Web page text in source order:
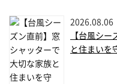
2026.08.06
【台風シ
と住まいを